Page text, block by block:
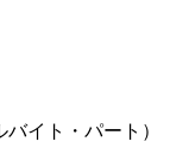
イト・パート）